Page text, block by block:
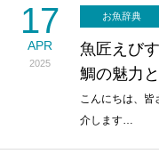
17
APR
2025
お魚辞典
魚匠えび
鯛の魅力
こんにちは、皆
介します…
おすすめ商品
Instagram